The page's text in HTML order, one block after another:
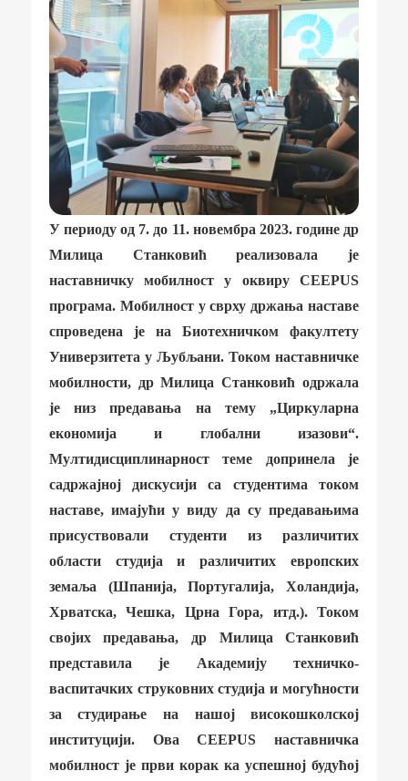
У периоду од 7. до 11. новембра 2023. године др
Милица Станковић реализовала је
наставничку мобилност у оквиру CEEPUS
програма. Мобилност у сврху држања наставе
спроведена је на Биотехничком факултету
Универзитета у Љубљани. Током наставничке
мобилности, др Милица Станковић одржала
је низ предавања на тему „Циркуларна
економија и глобални изазови“.
Мултидисциплинарност теме допринела је
садржајној дискусији са студентима током
наставе, имајући у виду да су предавањима
присуствовали студенти из различитих
области студија и различитих европских
земаља (Шпанија, Португалија, Холандија,
Хрватска, Чешка, Црна Гора, итд.). Током
својих предавања, др Милица Станковић
представила је Академију техничко-
васпитачких струковних студија и могућности
за студирање на нашој високошколској
институцији. Ова CEEPUS наставничка
мобилност је први корак ка успешној будућој